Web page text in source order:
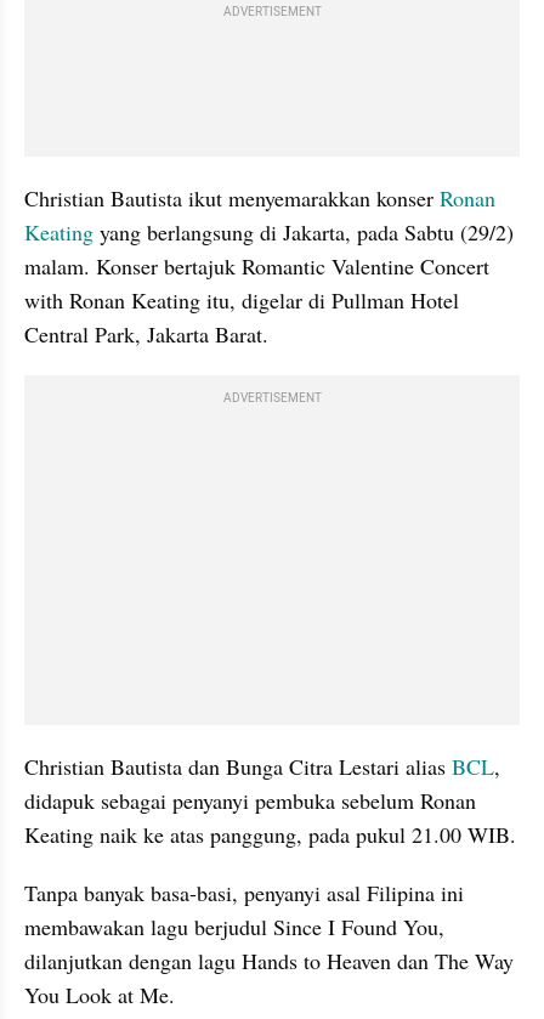
ADVERTISEMENT
Christian Bautista ikut menyemarakkan konser Ronan
Keating yang berlangsung di Jakarta, pada Sabtu (29/2)
malam. Konser bertajuk Romantic Valentine Concert
with Ronan Keating itu, digelar di Pullman Hotel
Central Park, Jakarta Barat.
ADVERTISEMENT
Christian Bautista dan Bunga Citra Lestari alias BCL,
didapuk sebagai penyanyi pembuka sebelum Ronan
Keating naik ke atas panggung, pada pukul 21.00 WIB.
Tanpa banyak basa-basi, penyanyi asal Filipina ini
membawakan lagu berjudul Since I Found You,
dilanjutkan dengan lagu Hands to Heaven dan The Way
You Look at Me.